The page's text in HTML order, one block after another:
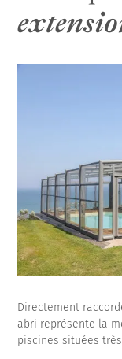
Directement
abri représente la
piscines situées